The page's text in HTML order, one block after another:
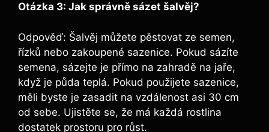
Otázka 3: Jak správně sázet šalvěj?
Odpověď: Šalvěj můžete pěstovat ze semen,
řízků nebo zakoupené sazenice. Pokud sázíte
semena, sázejte je přímo na zahradě na jaře,
když je půda teplá. Pokud použijete sazenice,
měli byste je zasadit na vzdálenost asi 30 cm
od sebe. Ujistěte se, že má každá rostlina
dostatek prostoru pro růst.